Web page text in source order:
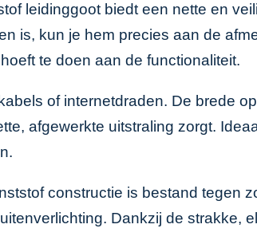
leidinggoot biedt een nette en
is, kun je hem precies aan de
te doen aan de functionaliteit.
of internetdraden. De brede
afgewerkte uitstraling zorgt.
constructie is bestand tegen
Dankzij de strakke,